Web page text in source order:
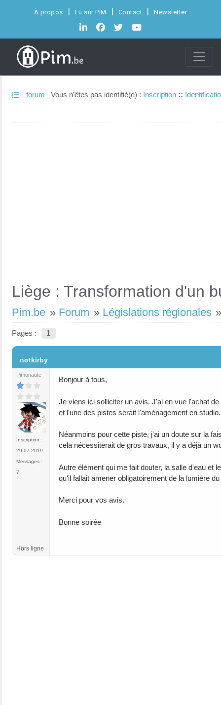
À propos Lu sur PIM Contact Newsletter
forum Vous n'êtes pas identifié(e) : Inscription ::
Liège : Transformation d'un
Pim.be » Forum » Législations régionales
Pages : 1
notkirby
Pimonaute
Inscription :
29-07-2019
Messages :
7
Bonjour à tous,
Je viens ici solliciter un avis. J'ai en vue l'achat
et l'une des pistes serait l'aménagement en studio.
Néanmoins pour cette piste, j'ai un doute sur la
cela nécessiterait de gros travaux, il y a déjà un
Autre élément qui me fait douter, la salle d'eau et
qu'il fallait amener obligatoirement de la lumière
Merci pour vos avis.
Bonne soirée
Hors ligne